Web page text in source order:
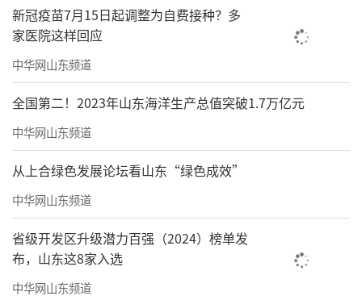
新冠疫苗7月15日起调整为自费接种？多
家医院这样回应
中华网山东频道
全国第二！2023年山东海洋生产总值突破1.7万亿元
中华网山东频道
从上合绿色发展论坛看山东“绿色成效”
中华网山东频道
省级开发区升级潜力百强（2024）榜单发
布，山东这8家入选
中华网山东频道